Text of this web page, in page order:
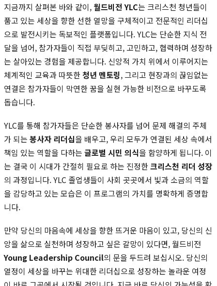
지금까지 살펴본 바와 같이, 월드비전 YLC는 크리스천 청년들이
품고 있는 세상을 향한 선한 열망을 구체적이고 전문적인 리더십
으로 발전시키는 독보적인 플랫폼입니다. YLC는 단순한 지식 전
달을 넘어, 참가자들이 직접 부딪히고, 고민하고, 협력하며 성장하
는 살아있는 경험을 제공합니다. 신앙적 가치 위에서 이루어지는
체계적인 교육과 따뜻한청년 멘토링, 그리고 현장과의 끊임없는
연결은 참가자들이 막연한 꿈을 실현 가능한 비전으로 바꾸도록
돕습니다.
YLC를 통해 참가자들은 단순한 봉사자를 넘어 문제 해결의 주체
가 되는 봉사자 리더십을 배우고, 우리 모두가 연결된 세상 속에서
책임 있는 역할을 다하는 글로벌 시민 의식을 함양하게 됩니다. 이
는 결국 이 시대가 간절히 필요로 하는 진정한크리스천 리더 성장
의 과정입니다. YLC 졸업생들이 사회 곳곳에서 빛과 소금의 역할
을 감당하고 있는 모습은 이 프로그램의 가치를 명확하게 증명합
니다.
만약 당신의 마음속에 세상을 향한 뜨거운 마음이 있고, 당신의 신
앙을 삶으로 실천하며 성장하고 싶은 갈망이 있다면, 월드비전
Young Leadership Council의 문을 두드려 보십시오. 당신의
열정이 세상을 바꾸는 위대한 리더십으로 성장하는 놀라운 여정